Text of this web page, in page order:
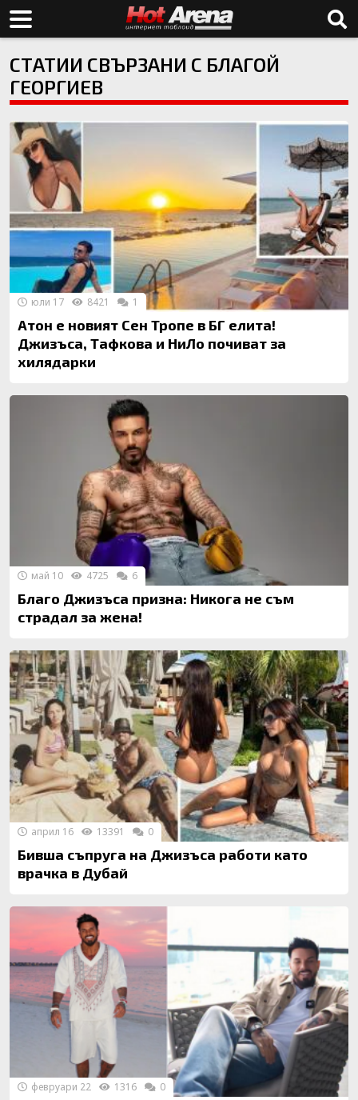
СТАТИИ СВЪРЗАНИ С БЛАГОЙ
ГЕОРГИЕВ
Атон е новият Сен Тропе в БГ елита!
Джизъса, Тафкова и НиЛо почиват за
хилядарки
юли 17 8421 1
Благо Джизъса призна: Никога не съм
страдал за жена!
май 10 4725 6
Бивша съпруга на Джизъса работи като
врачка в Дубай
април 16 13391 0
февруари 22 1316 0